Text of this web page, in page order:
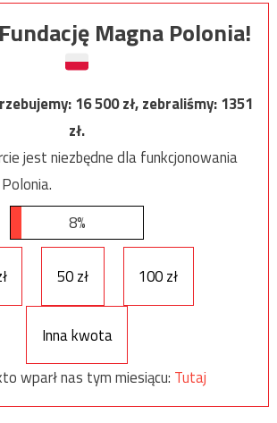
Magna Polonia!
16 500zł, zebraliśmy:1351
zł.
jest niezbędne dla funkcjonowania
8%
50 zł 100 zł
Inna kwota
wparł nas tym miesiącu: Tutaj